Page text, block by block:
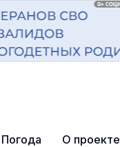
Погода О проекте